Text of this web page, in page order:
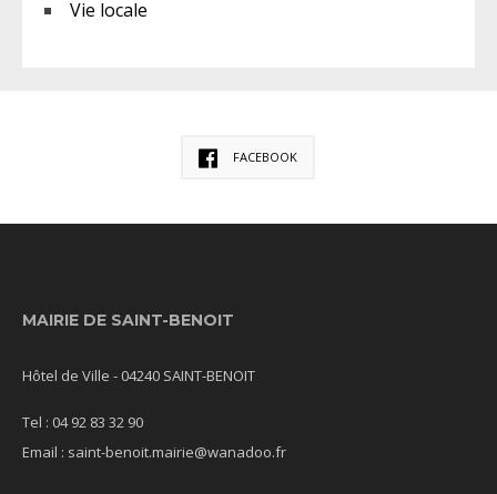
Vie locale
FACEBOOK
MAIRIE DE SAINT-BENOIT
Hôtel de Ville - 04240 SAINT-BENOIT
Tel : 04 92 83 32 90
Email : saint-benoit.mairie@wanadoo.fr